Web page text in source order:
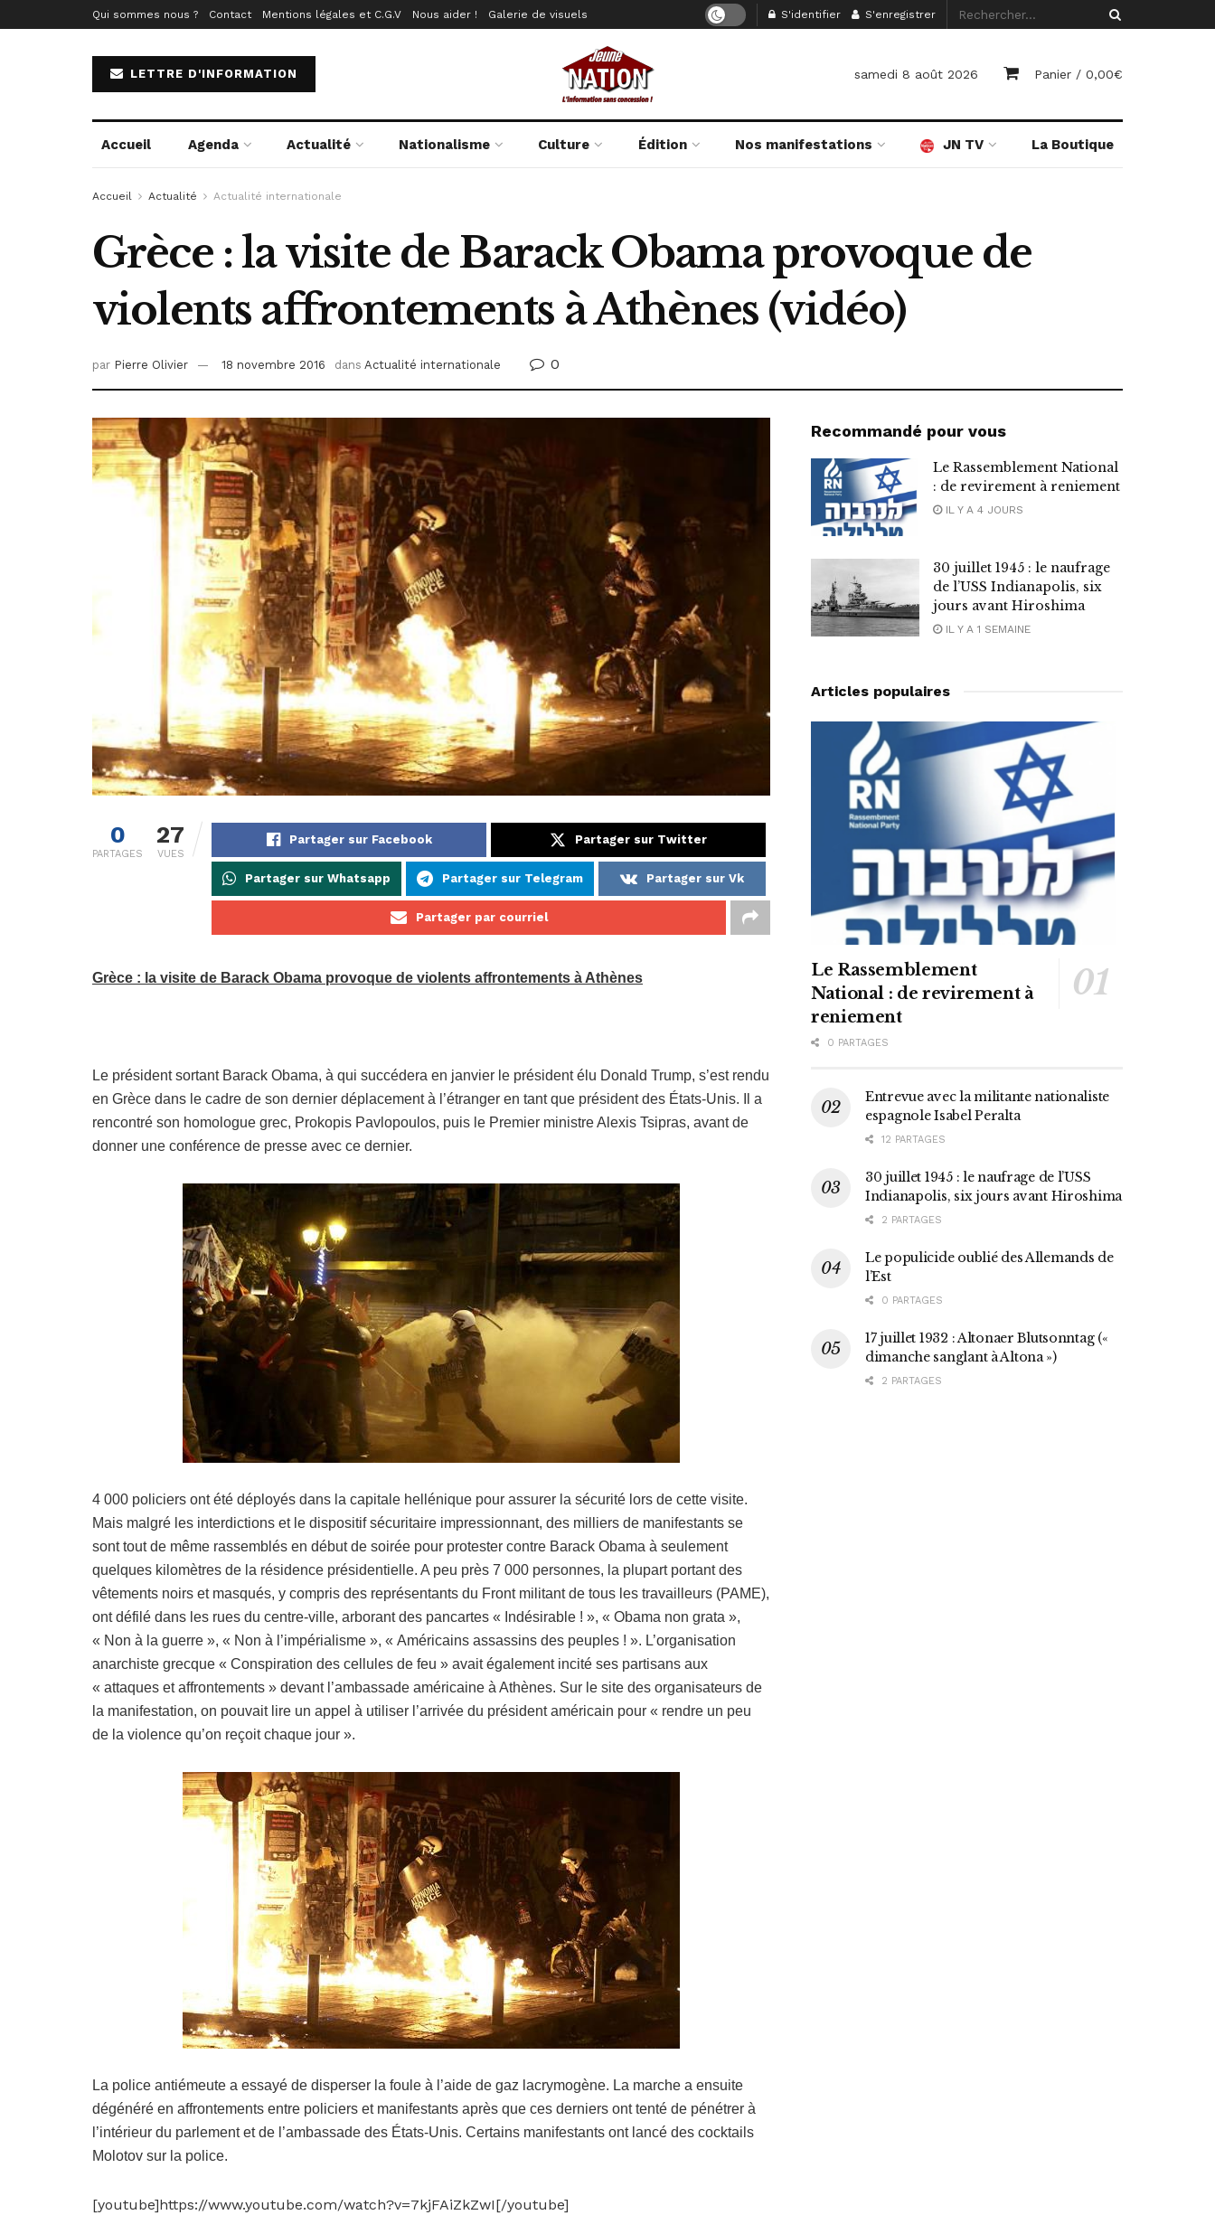
Qui sommes nous ? Contact Mentions légales et C.G.V Nous aider ! Galerie de visuels S'identifier S'enregistrer
LETTRE D'INFORMATION samedi 8 août 2026 Panier / 0,00€
Accueil Agenda Actualité Nationalisme Culture Édition Nos manifestations JN TV La Boutique
Accueil Actualité Actualité internationale
Grèce : la visite de Barack Obama provoque de
violents affrontements à Athènes (vidéo)
par Pierre Olivier 18 novembre 2016 dans Actualité internationale 0
0
PARTAGES
27
VUES
Partager sur Facebook Partager sur Twitter
Partager sur Whatsapp Partager sur Telegram Partager sur Vk
Partager par courriel
Grèce : la visite de Barack Obama provoque de violents affrontements à Athènes
Le président sortant Barack Obama, à qui succédera en janvier le président élu Donald Trump, s’est rendu
en Grèce dans le cadre de son dernier déplacement à l’étranger en tant que président des États-Unis. Il a
rencontré son homologue grec, Prokopis Pavlopoulos, puis le Premier ministre Alexis Tsipras, avant de
donner une conférence de presse avec ce dernier.
4 000 policiers ont été déployés dans la capitale hellénique pour assurer la sécurité lors de cette visite.
Mais malgré les interdictions et le dispositif sécuritaire impressionnant, des milliers de manifestants se
sont tout de même rassemblés en début de soirée pour protester contre Barack Obama à seulement
quelques kilomètres de la résidence présidentielle. A peu près 7 000 personnes, la plupart portant des
vêtements noirs et masqués, y compris des représentants du Front militant de tous les travailleurs (PAME),
ont défilé dans les rues du centre-ville, arborant des pancartes « Indésirable ! », « Obama non grata »,
« Non à la guerre », « Non à l’impérialisme », « Américains assassins des peuples ! ». L’organisation
anarchiste grecque « Conspiration des cellules de feu » avait également incité ses partisans aux
« attaques et affrontements » devant l’ambassade américaine à Athènes. Sur le site des organisateurs de
la manifestation, on pouvait lire un appel à utiliser l’arrivée du président américain pour « rendre un peu
de la violence qu’on reçoit chaque jour ».
La police antiémeute a essayé de disperser la foule à l’aide de gaz lacrymogène. La marche a ensuite
dégénéré en affrontements entre policiers et manifestants après que ces derniers ont tenté de pénétrer à
l’intérieur du parlement et de l’ambassade des États-Unis. Certains manifestants ont lancé des cocktails
Molotov sur la police.
[youtube]https://www.youtube.com/watch?v=7kjFAiZkZwI[/youtube]
Recommandé pour vous
Le Rassemblement National
: de revirement à reniement
IL Y A 4 JOURS
30 juillet 1945 : le naufrage
de l’USS Indianapolis, six
jours avant Hiroshima
IL Y A 1 SEMAINE
Articles populaires
Le Rassemblement
National : de revirement à
reniement
0 PARTAGES
Entrevue avec la militante nationaliste
espagnole Isabel Peralta
12 PARTAGES
30 juillet 1945 : le naufrage de l’USS
Indianapolis, six jours avant Hiroshima
2 PARTAGES
Le populicide oublié des Allemands de
l’Est
0 PARTAGES
17 juillet 1932 : Altonaer Blutsonntag («
dimanche sanglant à Altona »)
2 PARTAGES